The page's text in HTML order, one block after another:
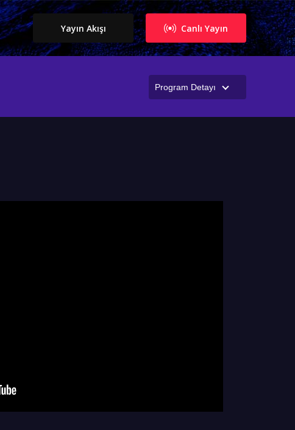
Canlı Yayın
Yayın Akışı
Program Detayı